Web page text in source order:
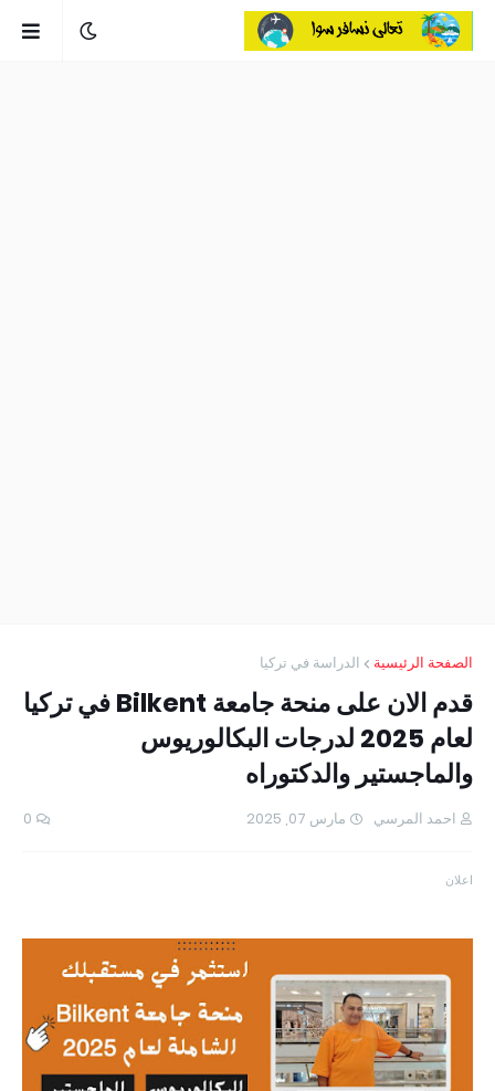
الصفحة الرئيسية الدراسة في تركيا
قدم الان على منحة جامعة Bilkent في تركيا
لعام 2025 لدرجات البكالوريوس
والماجستير والدكتوراه
احمد المرسي مارس 07, 2025 0
اعلان